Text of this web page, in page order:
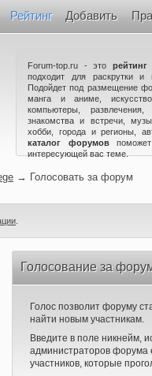
Рейтинг Добавить
Forum-top.ru - это
подходит для раскрутки и
Подойдет под размещение
манга и аниме,
компьютеры,
знакомства и встречи,
хобби, города и регионы,
каталог форумов
интересующей вас теме.
→ Голосовать за форум
Голосование за
Голос позволит форуму
найти новым участникам.
Введите в поле никнейм,
администраторов форума
участников, которые